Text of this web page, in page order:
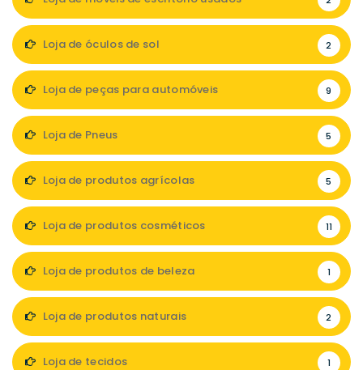
Loja de óculos de sol 2
Loja de peças para automóveis 9
Loja de Pneus 5
Loja de produtos agrícolas 5
Loja de produtos cosméticos 11
Loja de produtos de beleza 1
Loja de produtos naturais 2
Loja de tecidos 1